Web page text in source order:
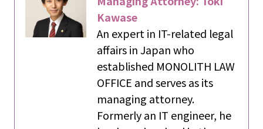
Kawase
An expert in IT-related legal
affairs in Japan who
established MONOLITH LAW
OFFICE and serves as its
managing attorney.
Formerly an IT engineer, he